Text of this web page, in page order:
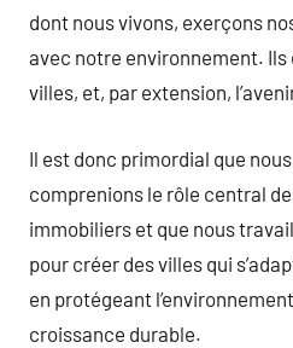
dont nous vivons, exerçons
avec notre environnement. Ils
villes, et, par extension,
Il est donc primordial que
comprenions le rôle central
immobiliers et que nous
pour créer des villes qui
en protégeant
croissance durable.